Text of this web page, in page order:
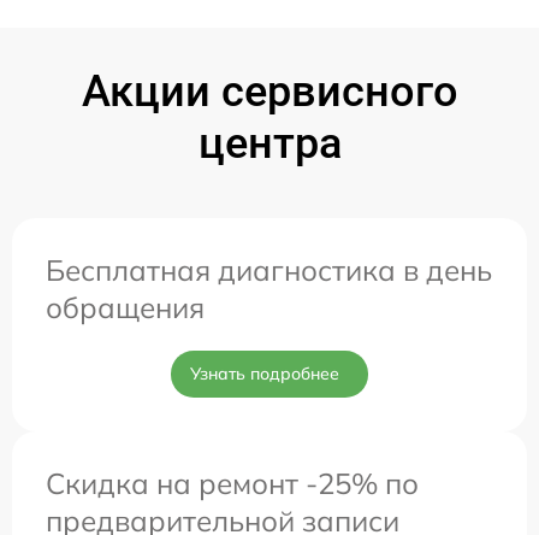
Акции сервисного
центра
Бесплатная диагностика в день
обращения
Узнать подробнее
Скидка на ремонт -25% по
предварительной записи